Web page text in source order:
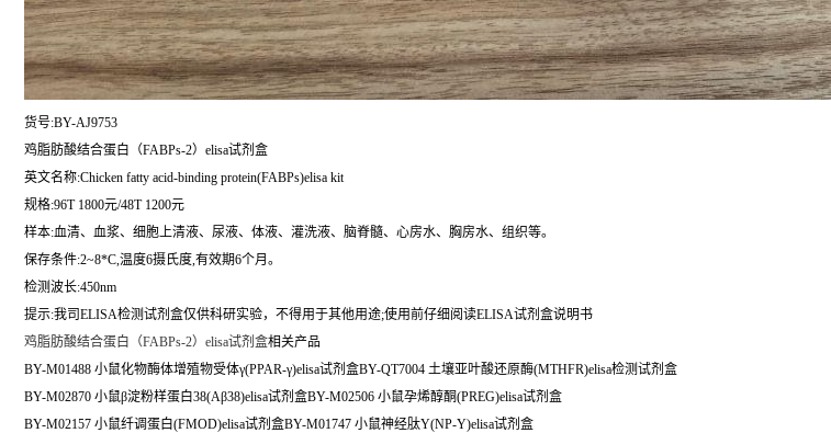
货号:BY-AJ9753
鸡脂肪酸结合蛋白（FABPs-2）elisa试剂盒
英文名称:Chicken fatty acid-binding protein(FABPs)elisa kit
规格:96T 1800元/48T 1200元
样本:血清、血浆、细胞上清液、尿液、体液、灌洗液、脑脊髓、心房水、胸房水、组织等。
保存条件:2~8*C,温度6摄氏度,有效期6个月。
检测波长:450nm
提示:我司ELISA检测试剂盒仅供科研实验，不得用于其他用途;使用前仔细阅读ELISA试剂盒说明书
鸡脂肪酸结合蛋白（FABPs-2）elisa试剂盒相关产品
BY-M01488 小鼠化物酶体增殖物受体γ(PPAR-γ)elisa试剂盒BY-QT7004 土壤亚叶酸还原酶(MTHFR)elisa检测试剂盒
BY-M02870 小鼠β淀粉样蛋白38(Aβ38)elisa试剂盒BY-M02506 小鼠孕烯醇酮(PREG)elisa试剂盒
BY-M02157 小鼠纤调蛋白(FMOD)elisa试剂盒BY-M01747 小鼠神经肽Y(NP-Y)elisa试剂盒